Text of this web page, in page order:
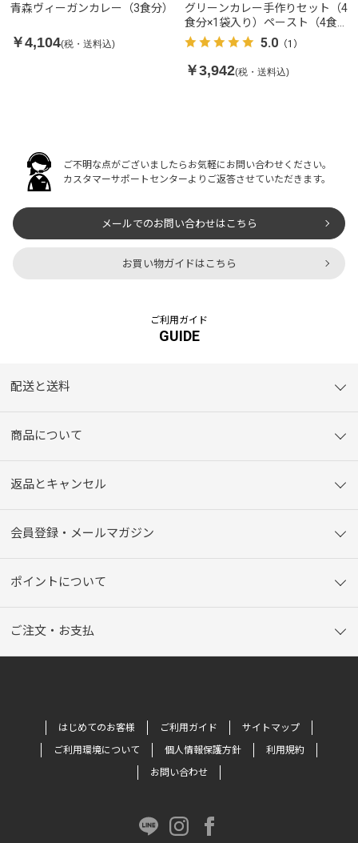
青森ヴィーガンカレー（3食分）
￥4,104(税・送料込)
グリーンカレー手作りセット（4
食分×1袋入り）ペースト（4食
分×2個付き）
5.0（1）
￥3,942(税・送料込)
ご不明な点がございましたらお気軽にお問い合わせください。
カスタマーサポートセンターよりご返答させていただきます。
メールでのお問い合わせはこちら
お買い物ガイドはこちら
ご利用ガイド
GUIDE
配送と送料
商品について
返品とキャンセル
会員登録・メールマガジン
ポイントについて
ご注文・お支払
はじめてのお客様 ご利用ガイド
サイトマップ
ご利用環境について
個人情報保護方針
利用規約
お問い合わせ